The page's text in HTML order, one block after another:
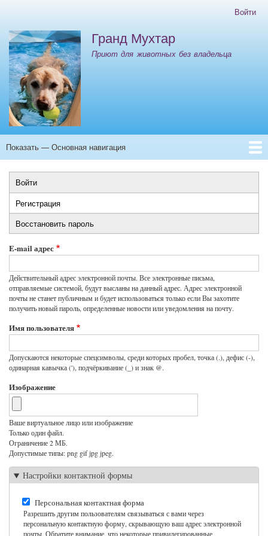
основному
содержанию
учётной
записи
пользователя
Войти
Гранд Мухтар
Приют для животных без владельца
Основная
Показать — Основная навигация
Главная
Контакты
ООО "ИНК" Отлов 08.10.25-12.10.25
Главные
вкладки
Войти
Регистрация
вкладка)
Восстановить пароль
E-mail адрес
Действительный адрес электронной почты. Все электронные письма,
отправляемые системой, будут высланы на данный адрес. Адрес электронной
почты не станет публичным и будет использоваться только если Вы захотите
получить новый пароль, определенные новости или уведомления на почту.
Имя пользователя
Допускаются некоторые спецсимволы, среди которых пробел, точка (.), дефис (-),
одинарная кавычка ('), подчёркивание (_) и знак @.
Изображение
Ваше виртуальное лицо или изображение
Только один файл.
Ограничение 2 МБ.
Допустимые типы: png gif jpg jpeg.
Настройки контактной формы
Персональная контактная форма
Разрешить другим пользователям связываться с вами через
персональную контактную форму, скрывающую ваш адрес электронной
почты. Обратите внимание, что некоторые привилегированные